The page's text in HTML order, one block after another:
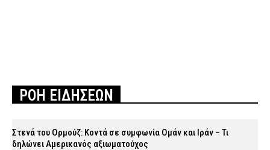
ΡΟΗ ΕΙΔΗΣΕΩΝ
Στενά του Ορμούζ: Κοντά σε συμφωνία Ομάν και Ιράν – Τι
δηλώνει Αμερικανός αξιωματούχος